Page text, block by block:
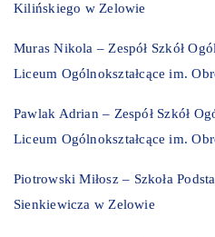
Kilińskiego w Zelowie
Muras Nikola – Zespół Szkół
Liceum Ogólnokształcące im.
Pawlak Adrian – Zespół Szkół
Liceum Ogólnokształcące im.
Piotrowski Miłosz – Szkoła
Sienkiewicza w Zelowie